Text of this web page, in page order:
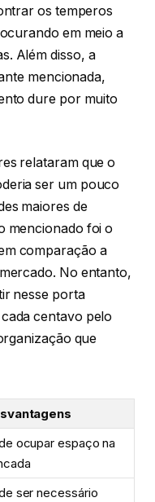
os temperos
em meio a
Além disso, a
mencionada,
dure por muito
relataram que o
ser um pouco
maiores de
mencionado foi o
comparação a
No entanto,
nesse porta
centavo pelo
que
ocupar espaço na
ser necessário